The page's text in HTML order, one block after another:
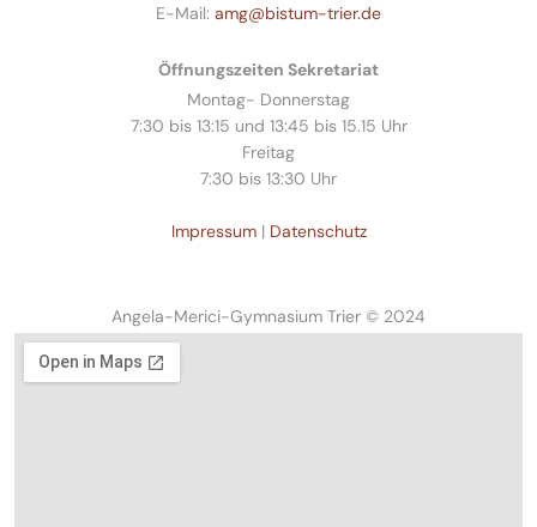
E-Mail: amg@bistum-trier.de
Öffnungszeiten Sekretariat
Montag- Donnerstag
7:30 bis 13:15 und 13:45 bis 15.15 Uhr
Freitag
7:30 bis 13:30 Uhr
Impressum| Datenschutz
Angela-Merici-Gymnasium Trier © 2024